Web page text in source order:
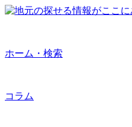
ホーム・検索
コラム